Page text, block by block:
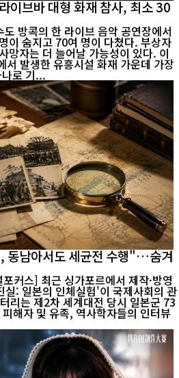
브바 대형 화재 참사, 최소 30
방콕의 한 라이브 음악 공연장에서
이 숨지고 70여 명이 다쳤다. 부상자
망자는 더 늘어날 가능성이 있다. 이
서 발생한 유흥시설 화재 가운데 가장
로 기...
동남아서도 세균전 수행"…숨겨
: 일본의 인체실험'이 국제사회의 관
리는 제2차 세계대전 당시 일본군 73
해자 및 유족, 역사학자들의 인터뷰